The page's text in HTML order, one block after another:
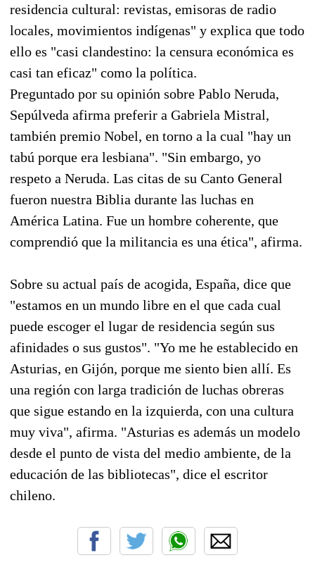
residencia cultural: revistas, emisoras de radio
locales, movimientos indígenas" y explica que todo
ello es "casi clandestino: la censura económica es
casi tan eficaz" como la política.
Preguntado por su opinión sobre Pablo Neruda,
Sepúlveda afirma preferir a Gabriela Mistral,
también premio Nobel, en torno a la cual "hay un
tabú porque era lesbiana". "Sin embargo, yo
respeto a Neruda. Las citas de su Canto General
fueron nuestra Biblia durante las luchas en
América Latina. Fue un hombre coherente, que
comprendió que la militancia es una ética", afirma.
Sobre su actual país de acogida, España, dice que
"estamos en un mundo libre en el que cada cual
puede escoger el lugar de residencia según sus
afinidades o sus gustos". "Yo me he establecido en
Asturias, en Gijón, porque me siento bien allí. Es
una región con larga tradición de luchas obreras
que sigue estando en la izquierda, con una cultura
muy viva", afirma. "Asturias es además un modelo
desde el punto de vista del medio ambiente, de la
educación de las bibliotecas", dice el escritor
chileno.